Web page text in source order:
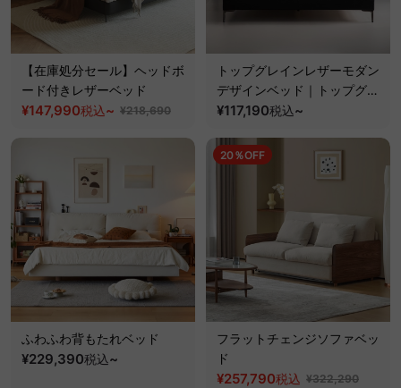
【在庫処分セール】ヘッドボ
ード付きレザーベッド
¥147,990税込~ ¥218,690
トップグレインレザーモダン
デザインベッド｜トップグレ
インレザーを使用した高めの
ッド
¥117,190税込~
ふわふわ背もたれベッド
¥229,390税込~
20％OFF
フラットチェンジソファベッ
ド
¥257,790税込 ¥322,290